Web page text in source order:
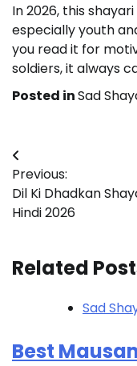
In 2026, this
especially youth
you read it for
soldiers, it always
Posted inSad
Post
navigation
Previous:
Dil Ki Dhadkan
Hindi 2026
Related
Sad
Best